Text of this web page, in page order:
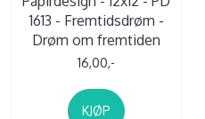
1613 - Fremtidsdrøm -
Drøm om fremtiden
16,00,-
KJØP